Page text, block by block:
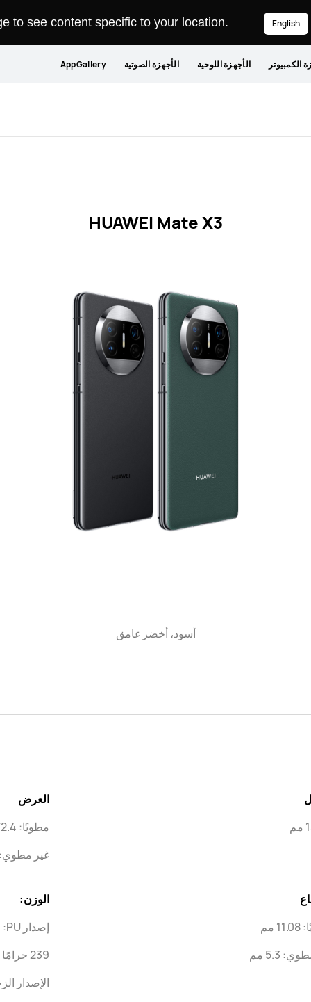
to see content specific to your location. English
الكمبيوتر الأجهزة اللوحية الأجهزة الصوتية AppGallery
HUAWEI Mate X3
أسود، أخضر غامق
العرض
مطويًا: 72.4 مم
غير مطوي: 141.5
مم
5.3 مم
الوزن:
إصدار PU:
239 جرامًا تقريبًا (مع البطارية)
الإصدار